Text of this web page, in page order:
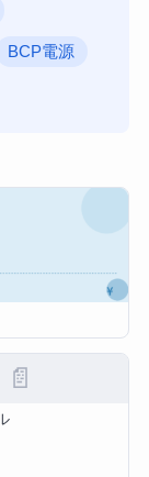
BCP電源
📄